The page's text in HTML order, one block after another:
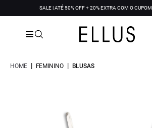
SALE | ATÉ 50% OFF + 20% EXTRA COM O CUPOM
HOME | FEMININO | BLUSAS